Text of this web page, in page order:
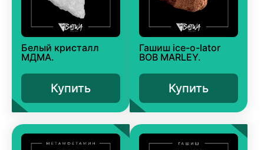
Белый кристалл
МДМА.
Купить
Гашиш ice-o-lator
BOB MARLEY.
Купить